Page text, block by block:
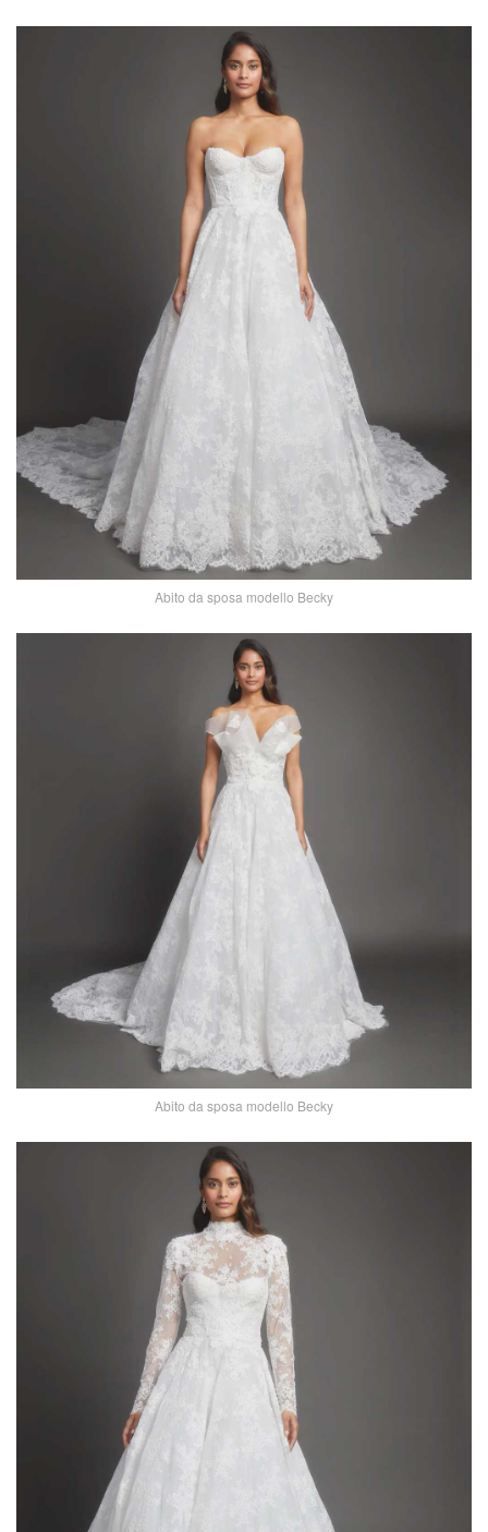
Abito da sposa modello Becky
Abito da sposa modello Becky